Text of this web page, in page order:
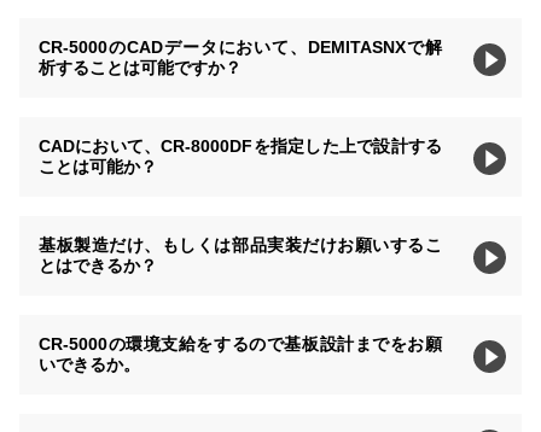
CR-5000のCADデータにおいて、DEMITASNXで解
析することは可能ですか？
CADにおいて、CR-8000DFを指定した上で設計する
ことは可能か？
基板製造だけ、もしくは部品実装だけお願いするこ
とはできるか？
CR-5000の環境支給をするので基板設計までをお願
いできるか。